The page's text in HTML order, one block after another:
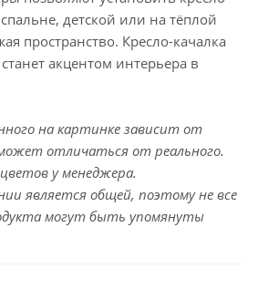
детской или на тёплой
пространство. Кресло-качалка
акцентом интерьера в
на картинке зависит от
отличаться от реального.
у менеджера.
является общей, поэтому не все
могут быть упомянуты